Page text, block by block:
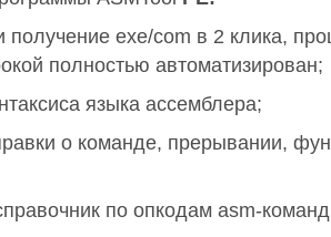
получение exe/com в 2 клика,
полностью автоматизирован;
языка ассемблера;
о команде, прерывании,
по опкодам asm-